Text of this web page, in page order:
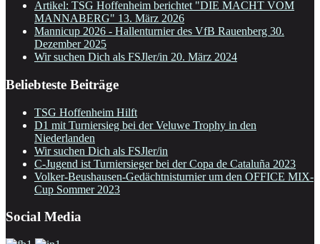
Artikel: TSG Hoffenheim berichtet "DIE MACHT VOM
MANNABERG" 13. März 2026
Mannicup 2026 - Hallenturnier des VfB Rauenberg 30.
Dezember 2025
Wir suchen Dich als FSJler/in 20. März 2024
Beliebteste Beiträge
TSG Hoffenheim Hilft
D1 mit Turniersieg bei der Veluwe Trophy in den
Niederlanden
Wir suchen Dich als FSJler/in
C-Jugend ist Turniersieger bei der Copa de Cataluña 2023
Volker-Beushausen-Gedächtnisturnier um den OFFICE MIX-
Cup Sommer 2023
Social Media